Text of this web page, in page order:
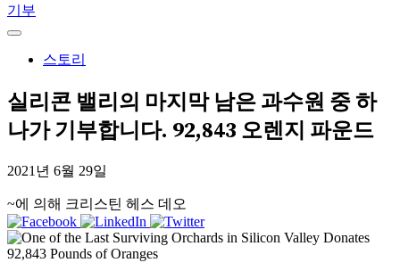
기부
스토리
실리콘 밸리의 마지막 남은 과수원 중 하
나가 기부합니다. 92,843 오렌지 파운드
2021년 6월 29일
~에 의해 크리스틴 헤스 데오